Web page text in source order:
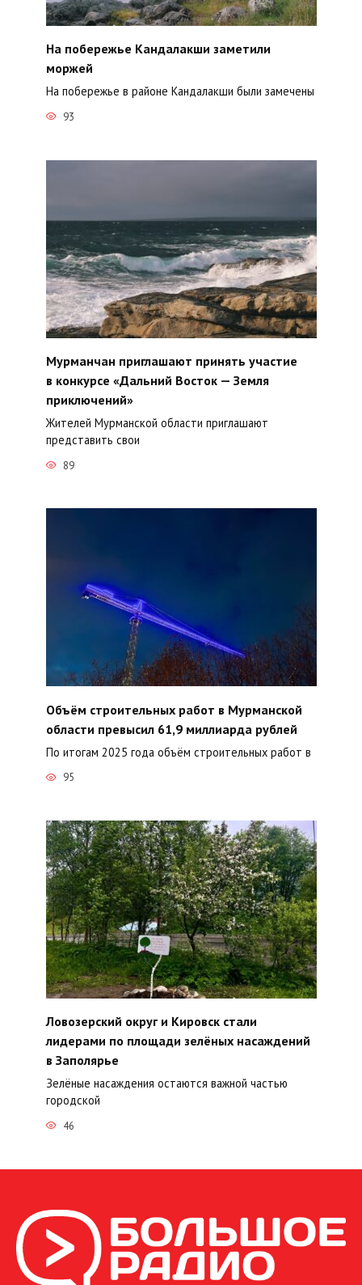
На побережье Кандалакши заметили
моржей
На побережье в районе Кандалакши были замечены
93
Мурманчан приглашают принять участие
в конкурсе «Дальний Восток — Земля
приключений»
Жителей Мурманской области приглашают
представить свои
89
Объём строительных работ в Мурманской
области превысил 61,9 миллиарда рублей
По итогам 2025 года объём строительных работ в
95
Ловозерский округ и Кировск стали
лидерами по площади зелёных насаждений
в Заполярье
Зелёные насаждения остаются важной частью
городской
46